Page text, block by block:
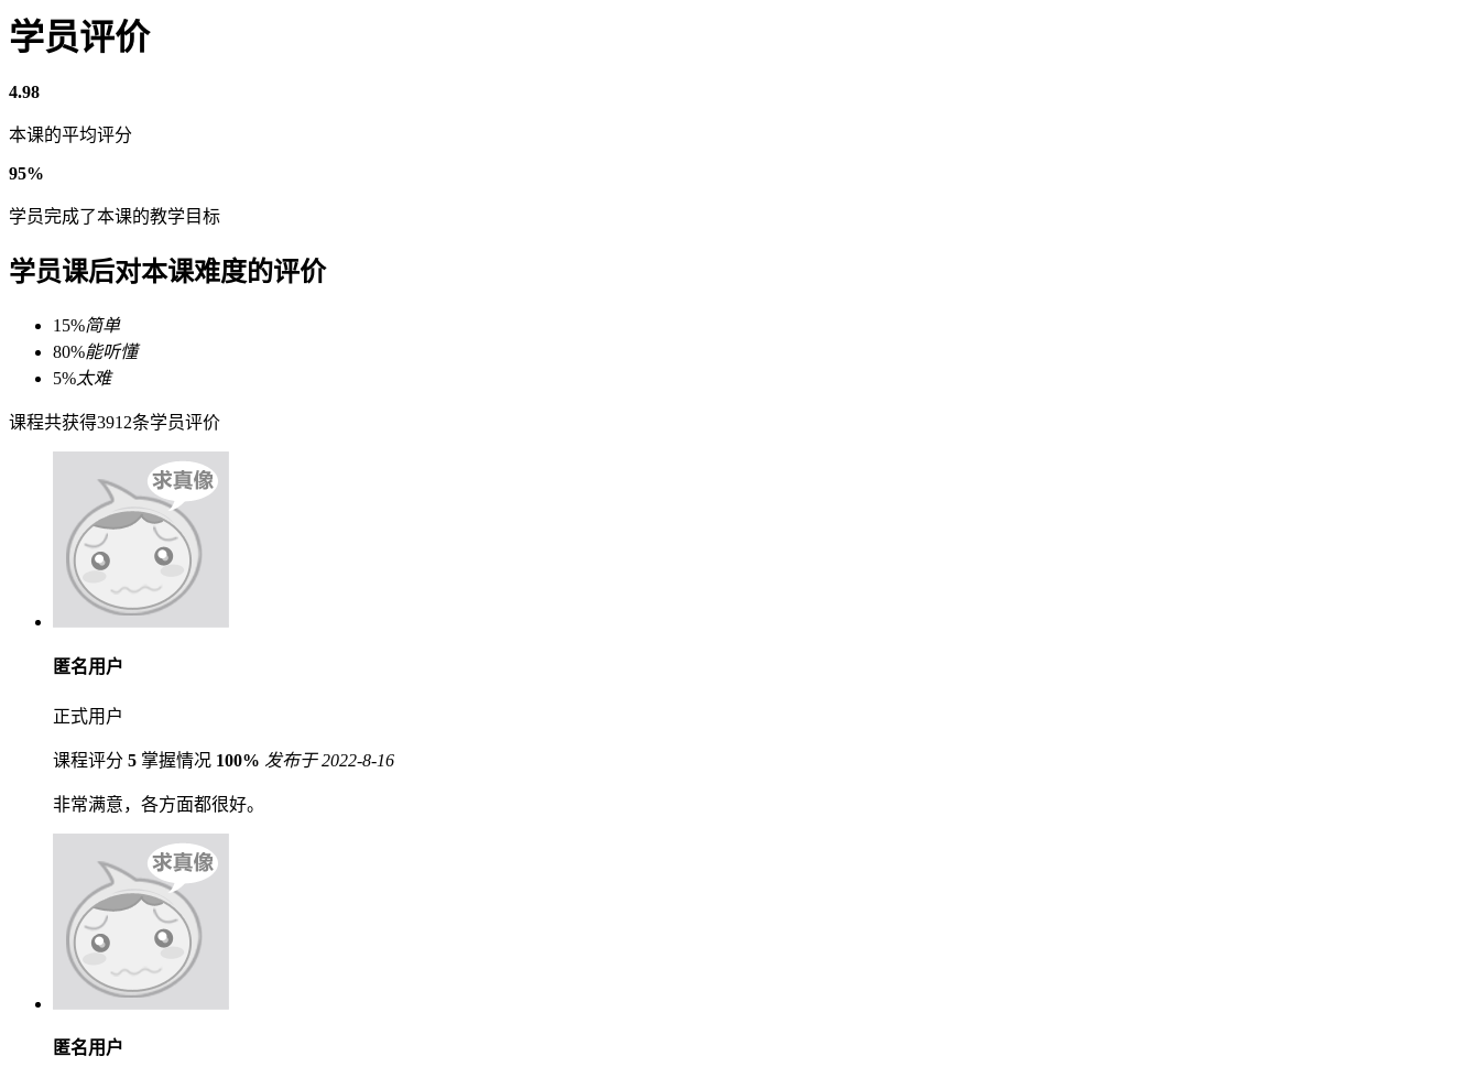
学员评价
4.98
本课的平均评分
95%
学员完成了本课的教学目标
学员课后对本课难度的评价
15%简单
80%能听懂
5%太难
课程共获得3912条学员评价
匿名用户
正式用户
课程评分 5 掌握情况 100% 发布于 2022-8-16
非常满意，各方面都很好。
匿名用户